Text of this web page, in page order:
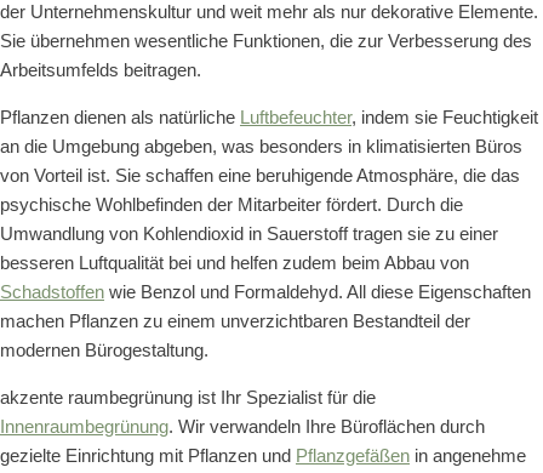
der Unternehmenskultur und weit mehr als nur dekorative Elemente.
Sie übernehmen wesentliche Funktionen, die zur Verbesserung des
Arbeitsumfelds beitragen.
Pflanzen dienen als natürliche Luftbefeuchter, indem sie Feuchtigkeit
an die Umgebung abgeben, was besonders in klimatisierten Büros
von Vorteil ist. Sie schaffen eine beruhigende Atmosphäre, die das
psychische Wohlbefinden der Mitarbeiter fördert. Durch die
Umwandlung von Kohlendioxid in Sauerstoff tragen sie zu einer
besseren Luftqualität bei und helfen zudem beim Abbau von
Schadstoffen wie Benzol und Formaldehyd. All diese Eigenschaften
machen Pflanzen zu einem unverzichtbaren Bestandteil der
modernen Bürogestaltung.
akzente raumbegrünung ist Ihr Spezialist für die
Innenraumbegrünung. Wir verwandeln Ihre Büroflächen durch
gezielte Einrichtung mit Pflanzen und Pflanzgefäßen in angenehme